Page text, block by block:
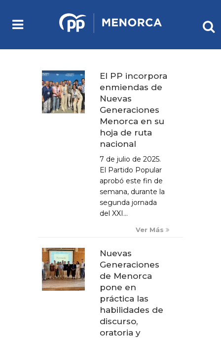
El PP incorpora
enmiendas de
Nuevas
Generaciones
Menorca en su
hoja de ruta
nacional
7 de julio de 2025.
El Partido Popular
aprobó este fin de
semana, durante la
segunda jornada
del XXI...
Ver Más
Nuevas
Generaciones
de Menorca
pone en
práctica las
habilidades de
discurso,
oratoria y